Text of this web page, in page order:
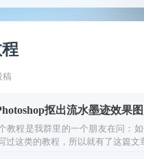
稿
抠出流水墨迹效果
教程是我群里的一个朋友在问：
过这类的教程，所以就有了这篇文